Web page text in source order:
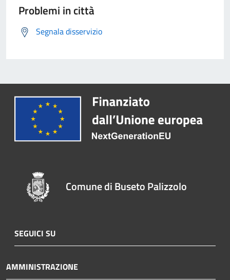
Problemi in città
Segnala disservizio
Comune di Buseto Palizzolo
SEGUICI SU
AMMINISTRAZIONE